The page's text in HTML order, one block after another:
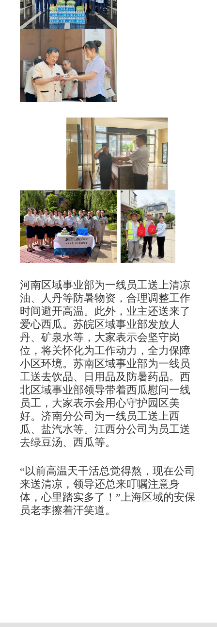
河南区域事业部为一线员工送上清凉
油、人丹等防暑物资，合理调整工作
时间避开高温。此外，业主还送来了
爱心西瓜。 苏皖区域事业部发放人
丹、矿泉水等，大家表示会坚守岗
位，将关怀化为工作动力，全力保障
小区环境。 苏南区域事业部为一线员
工送去饮品、日用品及防暑药品。 西
北区域事业部领导带着西瓜慰问一线
员工，大家表示会用心守护园区美
好。 济南分公司为一线员工送上西
瓜、盐汽水等。 江西分公司为员工送
去绿豆汤、西瓜等。
“以前高温天干活总觉得熬，现在公司
来送清凉，领导还总来叮嘱注意身
体，心里踏实多了！”上海区域的安保
员老李擦着汗笑道。